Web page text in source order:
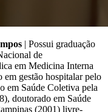
| Possui graduação
de
em Medicina Interna
gestão hospitalar pelo
em Saúde Coletiva pela
doutorado em Saúde
(2001) livre-